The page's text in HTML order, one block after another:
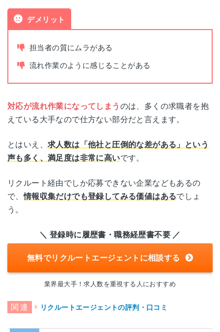
書類添削 あり
平日(10:00~19:30) 土(10:00~18:00) 日
電話面談 可能
金沢
リファーレ 10F
新潟
新潟県新潟市中央区東大通1-3-10
大樹生命新潟ビル 3F
長野県長野市南千歳1-12-7
静岡
静岡県静岡市駿河区南町18-1
名古屋
愛知県名古屋市中村区名駅1-1-4
京都府京都市下京区四条通室町東
大阪
大阪府大阪市北区角田町8-1
兵庫県神戸市中央区磯上通8-3-10
井門三宮ビル 4階
岡山フコク生命駅前ビル 4階
デメリット
担当者の質にムラがある
流れ作業のように感じることがある
対応が流れ作業になってしまう のは、多くの求職者を抱
えている大手なので仕方ない部分だと言えます。
とはいえ、 求人数は「他社と圧倒的な差がある」という
声も多く、満足度は非常に高いです。
リクルート経由でしか応募できない企業などもあるの
で、情報収集だけでも登録してみる価値はあるでしょ
う。
＼ 登録時に履歴書・職務経歴書不要 ／
無料でリクルートエージェントに相談する
業界最大手！求人数を重視する人におすすめ
リクルートエージェントの評判・口コミ